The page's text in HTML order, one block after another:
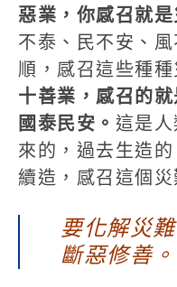
惡業，你感召就是
不泰、民不安、
順，感召這些種種
十善業，感召的就
國泰民安。 這是
來的，過去生造
續造，感召這個災
要化解災
斷惡修善。